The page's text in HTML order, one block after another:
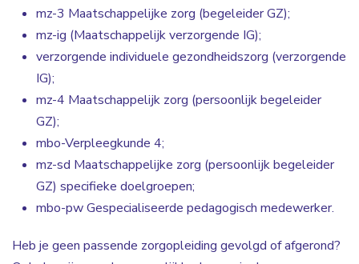
mz-3 Maatschappelijke zorg (begeleider GZ);
mz-ig (Maatschappelijk verzorgende IG);
verzorgende individuele gezondheidszorg (verzorgende
IG);
mz-4 Maatschappelijk zorg (persoonlijk begeleider
GZ);
mbo-Verpleegkunde 4;
mz-sd Maatschappelijke zorg (persoonlijk begeleider
GZ) specifieke doelgroepen;
mbo-pw Gespecialiseerde pedagogisch medewerker.
Heb je geen passende zorgopleiding gevolgd of afgerond?